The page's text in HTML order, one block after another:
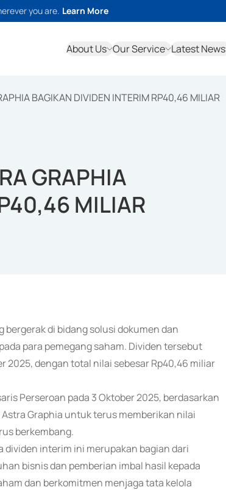
you are. Learn More
About Us Our Service Latest News
BAGIKAN DIVIDEN INTERIM RP40,46 MILIAR
GRAPHIA
MILIAR
bergerak di bidang solusi dokumen dan
para pemegang saham. Dividen tersebut
2025, dengan total nilai sebesar Rp40,46 miliar
Perseroan pada 3 Oktober 2025, berdasarkan
Graphia untuk terus memberikan nilai
berkembang.
interim ini merupakan bagian dari
bisnis dan pemberian imbal hasil kepada
dan berkomitmen menjaga tata kelola